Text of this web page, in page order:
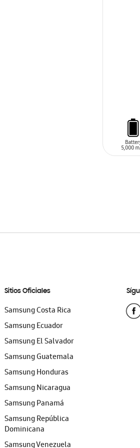
Sitios Oficiales
Samsung Costa Rica
Samsung Ecuador
Samsung El Salvador
Samsung Guatemala
Samsung Honduras
Samsung Nicaragua
Samsung Panamá
Samsung República
Dominicana
Samsung Venezuela